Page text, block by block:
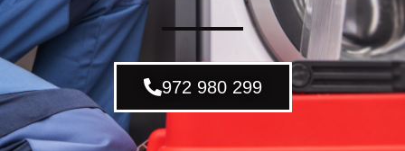
972 980 299